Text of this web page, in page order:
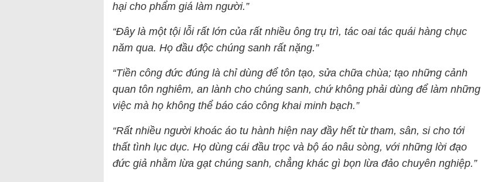
hại cho phẩm giá làm người.”
“Đây là một tội lỗi rất lớn của rất nhiều ông trụ trì, tác oai tác quái hàng chục
năm qua. Họ đầu độc chúng sanh rất nặng.”
“Tiền công đức đúng là chỉ dùng để tôn tạo, sửa chữa chùa; tạo những cảnh
quan tôn nghiêm, an lành cho chúng sanh, chứ không phải dùng để làm những
việc mà họ không thể báo cáo công khai minh bạch.”
“Rất nhiều người khoác áo tu hành hiện nay đầy hết từ tham, sân, si cho tới
thất tình lục dục. Họ dùng cái đầu trọc và bộ áo nâu sòng, với những lời đạo
đức giả nhằm lừa gạt chúng sanh, chẳng khác gì bọn lừa đảo chuyên nghiệp.”